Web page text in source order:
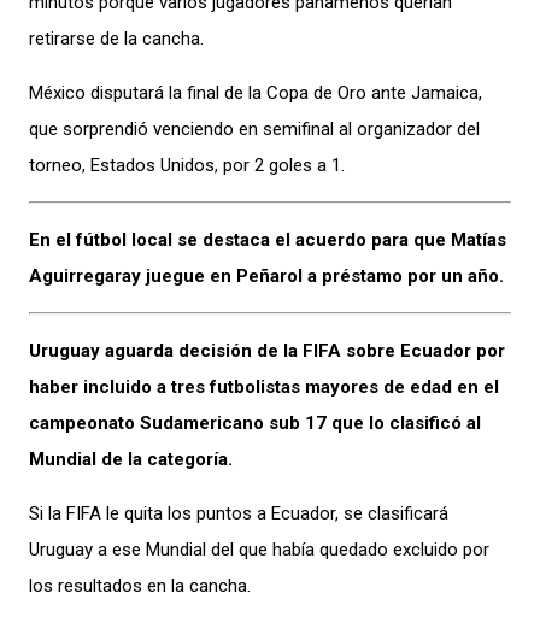
retirarse de la cancha.
México disputará la final de la Copa de Oro ante Jamaica,
que sorprendió venciendo en semifinal al organizador del
torneo, Estados Unidos, por 2 goles a 1.
En el fútbol local se destaca el acuerdo para que Matías
Aguirregaray juegue en Peñarol a préstamo por un año.
Uruguay aguarda decisión de la FIFA sobre Ecuador por
haber incluido a tres futbolistas mayores de edad en el
campeonato Sudamericano sub 17 que lo clasificó al
Mundial de la categoría.
Si la FIFA le quita los puntos a Ecuador, se clasificará
Uruguay a ese Mundial del que había quedado excluido por
los resultados en la cancha.